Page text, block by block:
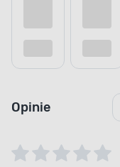
Opinie